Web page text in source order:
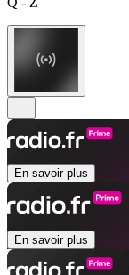
En savoir plus
En savoir plus